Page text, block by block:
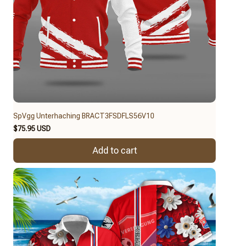
SpVgg Unterhaching BRACT3FSDFLS56V10
$75.95 USD
Add to cart